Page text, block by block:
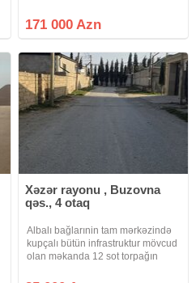
arasında bölgüyə yararlıdır. Yol
çox genişdir 3-4 avtomobil
171 000 Azn
Xəzər rayonu , Buzovna
qəs., 4 otaq
Albalı bağlarınin tam mərkəzində
kupçalı bütün infrastruktur mövcud
olan məkanda 12 sot torpağın